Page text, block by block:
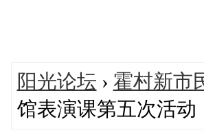
阳光论坛 › 霍村新市
馆表演课第五次活动